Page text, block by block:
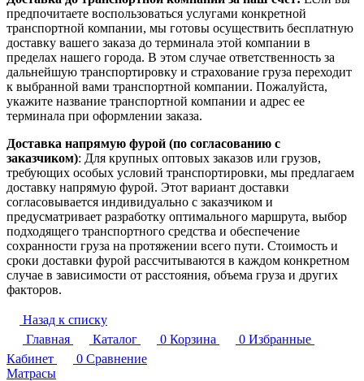
предпочитаете воспользоваться услугами конкретной
транспортной компании, мы готовы осуществить бесплатную
доставку вашего заказа до терминала этой компании в
пределах нашего города. В этом случае ответственность за
дальнейшую транспортировку и страхование груза переходит
к выбранной вами транспортной компании. Пожалуйста,
укажите название транспортной компании и адрес ее
терминала при оформлении заказа.
Доставка напрямую фурой (по согласованию с
заказчиком): Для крупных оптовых заказов или грузов,
требующих особых условий транспортировки, мы предлагаем
доставку напрямую фурой. Этот вариант доставки
согласовывается индивидуально с заказчиком и
предусматривает разработку оптимального маршрута, выбор
подходящего транспортного средства и обеспечение
сохранности груза на протяжении всего пути. Стоимость и
сроки доставки фурой рассчитываются в каждом конкретном
случае в зависимости от расстояния, объема груза и других
факторов.
Назад к списку
Главная
Каталог 0 Корзина 0 Избранные
Кабинет
0 Сравнение
Матрасы